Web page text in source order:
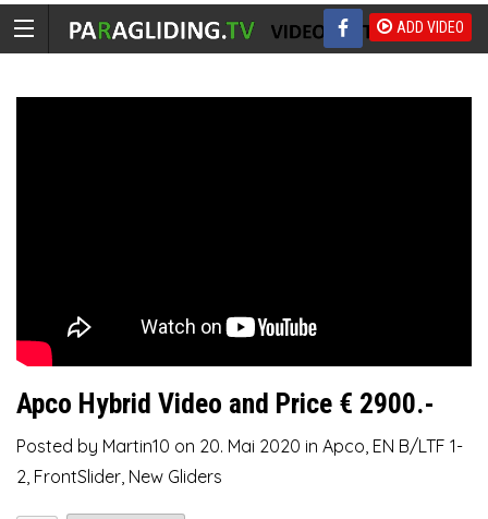
ADD VIDEO
Apco Hybrid Video and Price € 2900.-
Posted by Martin10 on 20. Mai 2020 in Apco EN B/LTF 1-
2 FrontSlider New Gliders